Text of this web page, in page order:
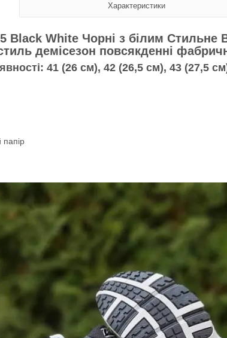
Характеристики
Black White Чорні з білим
демісезон повсякденні
41 (26 см), 42 (26,5 см), 43 (27,5